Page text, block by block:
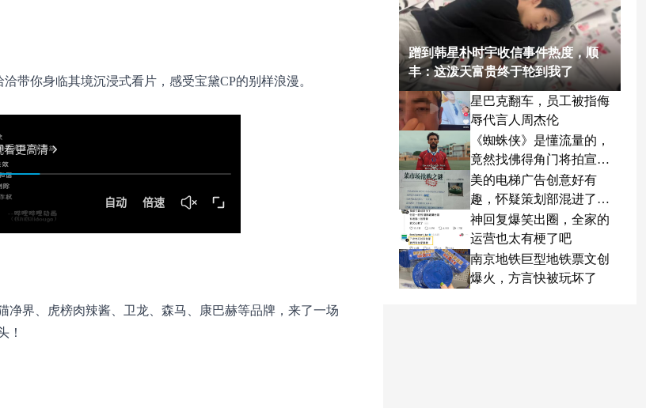
洽带你身临其境沉浸式看片，感受宝黛CP的别样浪漫。
界、虎榜肉辣酱、卫龙、森马、康巴赫等品牌，来了一场
！
蹭到韩星朴时宇收信事件热度，顺
丰：这泼天富贵终于轮到我了
星巴克翻车，员工被指侮
辱代言人周杰伦
《蜘蛛侠》是懂流量的，
竟然找佛得角门将拍宣传
片
美的电梯广告创意好有
趣，怀疑策划部混进了天
才
神回复爆笑出圈，全家的
运营也太有梗了吧
南京地铁巨型地铁票文创
爆火，方言快被玩坏了